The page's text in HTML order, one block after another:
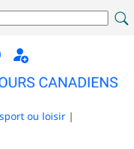
ou loisir |